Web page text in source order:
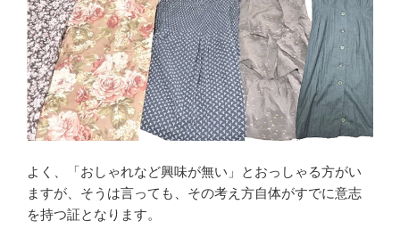
よく、「おしゃれなど興味が無い」とおっしゃる方がい
ますが、そうは言っても、その考え方自体がすでに意志
を持つ証となります。